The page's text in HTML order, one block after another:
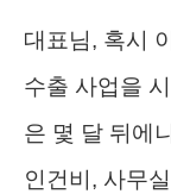
대표님, 혹시
수출 사업을
은 몇 달 뒤에
인건비, 사무